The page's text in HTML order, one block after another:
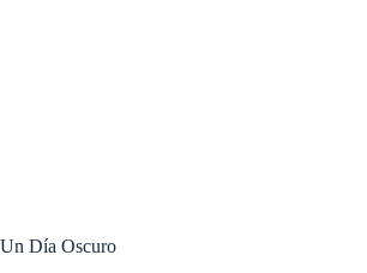
Un Día Oscuro